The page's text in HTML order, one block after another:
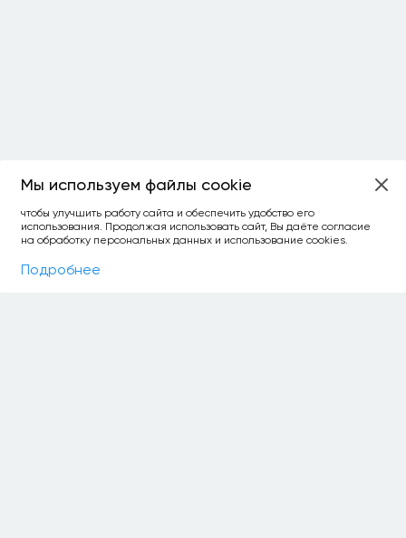
Фильтры
Мы используем файлы cookie
чтобы улучшить работу сайта и обеспечить удобство его
использования. Продолжая использовать сайт, Вы даёте согласие
на обработку персональных данных и использование cookies.
Подробнее
ОСТАЛОСЬ:
уточнить фильтр сравнить топ-3
спросить ИИ